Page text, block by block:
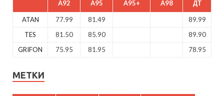
A92 A95 A95+ A98 ДТ
ATAN 77.99 81.49
89.99
TES
81.50 85.90
89.90
GRIFON
75.95 81.95 78.95
МЕТКИ